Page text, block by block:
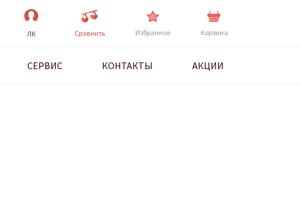
ЛК Cравнить Избранное Корзина
СЕРВИС КОНТАКТЫ АКЦИИ